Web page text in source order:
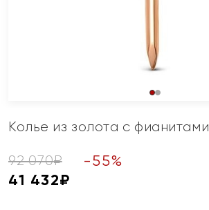
Колье из золота с фианитами
92 070₽ -55%
41 432₽